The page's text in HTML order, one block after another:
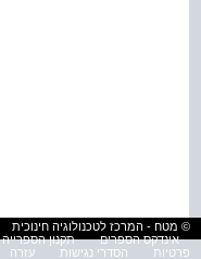
© מטח - המרכז לטכנולוגיה חינוכית
אינדקס הספרים
תקנון הספרייה
פרטיות
הסדרי נגישות עזרה